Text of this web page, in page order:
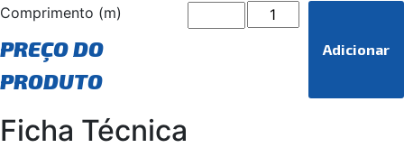
Comprimento (m)
PREÇO DO
PRODUTO
Adicionar
Ficha Técnica